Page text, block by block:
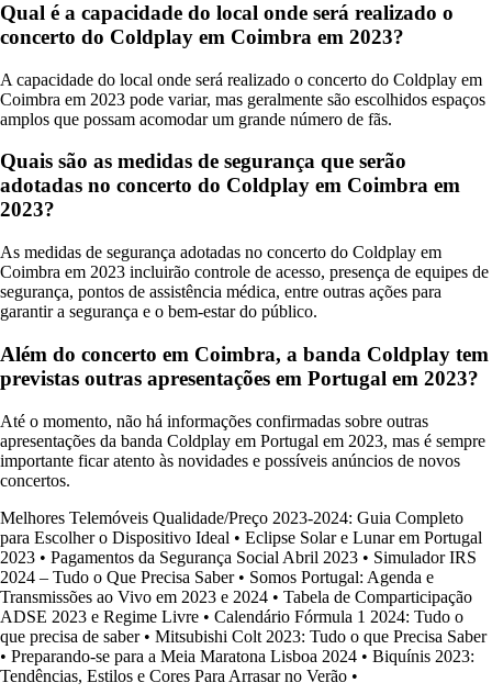
Qual é a capacidade do local onde será realizado o
concerto do Coldplay em Coimbra em 2023?
A capacidade do local onde será realizado o concerto do Coldplay em
Coimbra em 2023 pode variar, mas geralmente são escolhidos espaços
amplos que possam acomodar um grande número de fãs.
Quais são as medidas de segurança que serão
adotadas no concerto do Coldplay em Coimbra em
2023?
As medidas de segurança adotadas no concerto do Coldplay em
Coimbra em 2023 incluirão controle de acesso, presença de equipes de
segurança, pontos de assistência médica, entre outras ações para
garantir a segurança e o bem-estar do público.
Além do concerto em Coimbra, a banda Coldplay tem
previstas outras apresentações em Portugal em 2023?
Até o momento, não há informações confirmadas sobre outras
apresentações da banda Coldplay em Portugal em 2023, mas é sempre
importante ficar atento às novidades e possíveis anúncios de novos
concertos.
Melhores Telemóveis Qualidade/Preço 2023-2024: Guia Completo
para Escolher o Dispositivo Ideal • Eclipse Solar e Lunar em Portugal
2023 • Pagamentos da Segurança Social Abril 2023 • Simulador IRS
2024 – Tudo o Que Precisa Saber• Somos Portugal: Agenda e
Transmissões ao Vivo em 2023 e 2024 • Tabela de Comparticipação
ADSE 2023 e Regime Livre • Calendário Fórmula 1 2024: Tudo o
que precisa de saber• Mitsubishi Colt 2023: Tudo o que Precisa Saber
• Preparando-se para a Meia Maratona Lisboa 2024 • Biquínis 2023:
Tendências, Estilos e Cores Para Arrasar no Verão •